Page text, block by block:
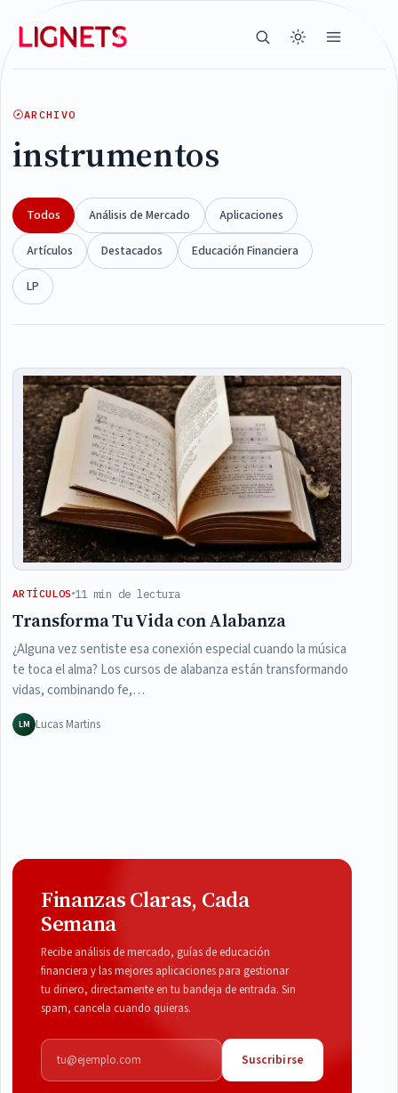
ARCHIVO
instrumentos
Todos Análisis de Mercado
Aplicaciones
Artículos
Destacados
Educación Financiera
LP
Articles
ARTÍCULOS 11 min de lectura
Transforma Tu Vida con Alabanza
¿Alguna vez sentiste esa conexión especial cuando la música
te toca el alma? Los cursos de alabanza están transformando
vidas, combinando fe,…
LM Lucas Martins
Finanzas Claras, Cada
Semana
Recibe análisis de mercado, guías de educación
financiera y las mejores aplicaciones para gestionar
tu dinero, directamente en tu bandeja de entrada. Sin
spam, cancela cuando quieras.
Correo electrónico
Suscribirse